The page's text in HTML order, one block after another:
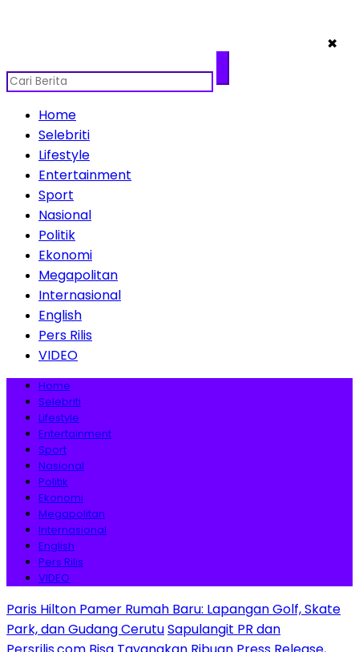
✖
Home
Selebriti
Lifestyle
Entertainment
Sport
Nasional
Politik
Ekonomi
Megapolitan
Internasional
English
Pers Rilis
VIDEO
Home
Selebriti
Lifestyle
Entertainment
Sport
Nasional
Politik
Ekonomi
Megapolitan
Internasional
English
Pers Rilis
VIDEO
Paris Hilton Pamer Rumah Baru: Lapangan Golf, Skate
Park, dan Gudang CerutuSapulangit PR dan